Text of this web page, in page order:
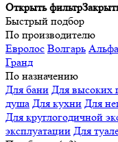
Открыть фильтр
Быстрый подбор
По производителю
Евролос Волгарь Альфа
Гранд
По назначению
Для бани Для высоких
душа Для кухни Для
Для круглогодичной
эксплуатации Для